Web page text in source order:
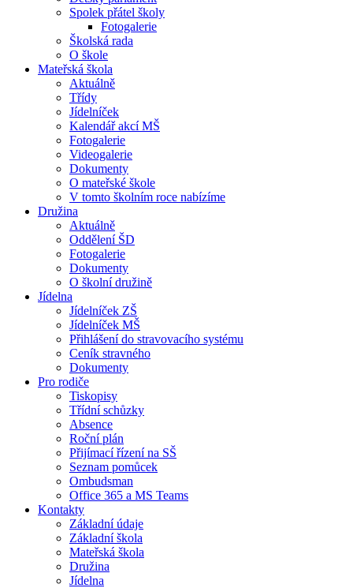
Spolek přátel školy
Fotogalerie
Školská rada
O škole
Mateřská škola
Aktuálně
Třídy
Jídelníček
Kalendář akcí MŠ
Fotogalerie
Videogalerie
Dokumenty
O mateřské škole
V tomto školním roce nabízíme
Družina
Aktuálně
Oddělení ŠD
Fotogalerie
Dokumenty
O školní družině
Jídelna
Jídelníček ZŠ
Jídelníček MŠ
Přihlášení do stravovacího systému
Ceník stravného
Dokumenty
Pro rodiče
Tiskopisy
Třídní schůzky
Absence
Roční plán
Přijímací řízení na SŠ
Seznam pomůcek
Ombudsman
Office 365 a MS Teams
Kontakty
Základní údaje
Základní škola
Mateřská škola
Družina
Jídelna